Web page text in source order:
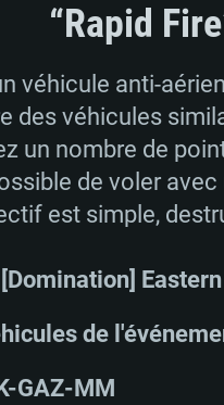
“Rapid
véhicule anti-
des véhicules
un nombre de
de voler
est simple,
[Domination]
de
GAZ-ММ